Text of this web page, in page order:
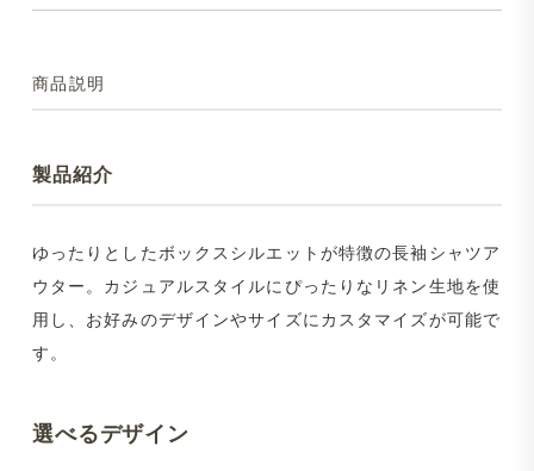
商品説明
製品紹介
ゆったりとしたボックスシルエットが特徴の長袖シャツア
ウター。カジュアルスタイルにぴったりなリネン生地を使
用し、お好みのデザインやサイズにカスタマイズが可能で
す。
選べるデザイン